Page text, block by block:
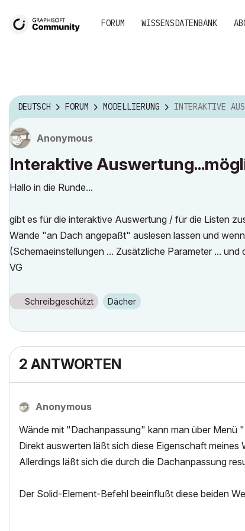
FORUM WISSENSDATENBANK
DEUTSCH FORUM MODELLIERUNG INTERAKTIVE AUSWERTUNG...MÖGLICHE
Anonymous
Interaktive
Hallo in die Runde...
gibt es für die interaktive Auswertung / für die Listen
Wände "an Dach angepaßt" auslesen lassen und
(Schemaeinstellungen ... Zusätzliche Parameter ... und
VG
Schreibgeschützt Dächer
2 ANTWORTEN
Anonymous
Wände mit "Dachanpassung" kann man über Menü
Direkt auswerten läßt sich diese Eigenschaft meines
Allerdings läßt sich die durch die Dachanpassung
Der Solid-Element-Befehl beeinflußt diese beiden